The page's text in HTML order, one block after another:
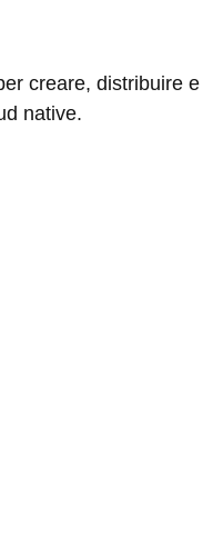
creare, distribuire e
native.